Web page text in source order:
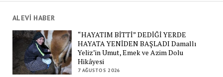
ALEVİ HABER
“HAYATIM BİTTİ” DEDİĞİ YERDE
HAYATA YENİDEN BAŞLADI Damallı
Yeliz’in Umut, Emek ve Azim Dolu
Hikâyesi
7 AĞUSTOS 2026